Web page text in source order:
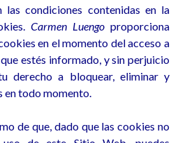
condiciones contenidas en la
Carmen Luengoproporciona
en el momento del acceso a
estés informado, y sin perjuicio
derecho a bloquear, eliminar y
en todo momento.
de que, dado que las cookies no